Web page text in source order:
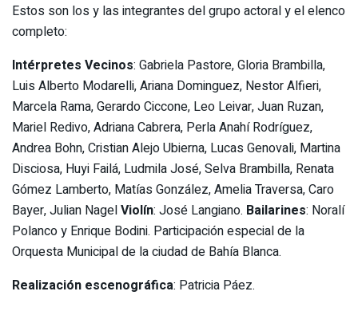
Estos son los y las integrantes del grupo actoral y el elenco
completo:
Intérpretes Vecinos: Gabriela Pastore, Gloria Brambilla,
Luis Alberto Modarelli, Ariana Dominguez, Nestor Alfieri,
Marcela Rama, Gerardo Ciccone, Leo Leivar, Juan Ruzan,
Mariel Redivo, Adriana Cabrera, Perla Anahí Rodríguez,
Andrea Bohn, Cristian Alejo Ubierna, Lucas Genovali, Martina
Disciosa, Huyi Failá, Ludmila José, Selva Brambilla, Renata
Gómez Lamberto, Matías González, Amelia Traversa, Caro
Bayer, Julian NagelViolín: José Langiano. Bailarines: Noralí
Polanco y Enrique Bodini. Participación especial de la
Orquesta Municipal de la ciudad de Bahía Blanca.
Realización escenográfica: Patricia Páez.